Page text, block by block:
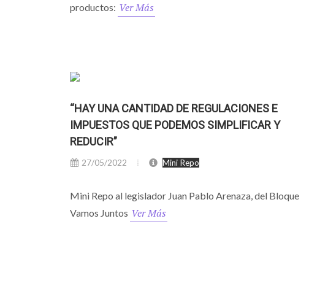
productos: Ver Más
“HAY UNA CANTIDAD DE REGULACIONES E
IMPUESTOS QUE PODEMOS SIMPLIFICAR Y
REDUCIR”
27/05/2022 Mini Repo
Mini Repo al legislador Juan Pablo Arenaza, del Bloque
Vamos Juntos Ver Más